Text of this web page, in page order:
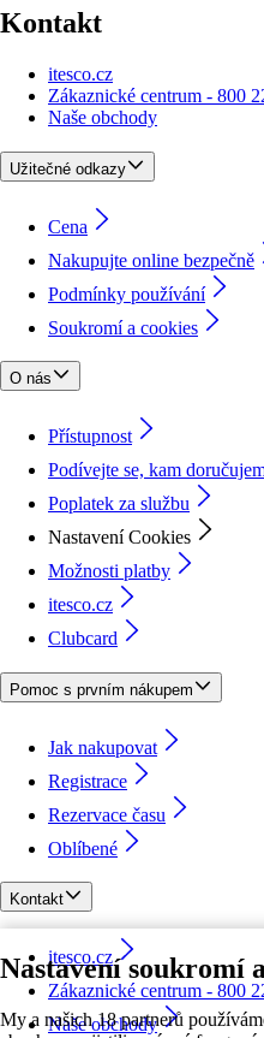
Nastavení soukromí
My a našich 18 partnerů
Kontakt
itesco.cz
Zákaznické centrum - 800
Naše obchody
Užitečné odkazy
Cena
Nakupujte online bezpečně
Podmínky používání
Soukromí a cookies
O nás
Přístupnost
Podívejte se, kam
Poplatek za službu
Nastavení Cookies
Možnosti platby
itesco.cz
Clubcard
Pomoc s prvním nákupem
Jak nakupovat
Registrace
Rezervace času
Oblíbené
Kontakt
itesco.cz
Zákaznické centrum - 800
Naše obchody